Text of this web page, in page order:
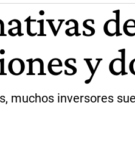
y
muchos inversores